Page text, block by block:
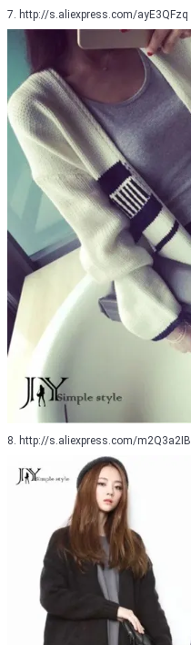
7. http://s.aliexpress.com/ayE3QFzq
8. http://s.aliexpress.com/m2Q3a2IB